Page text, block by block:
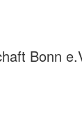
Bonn